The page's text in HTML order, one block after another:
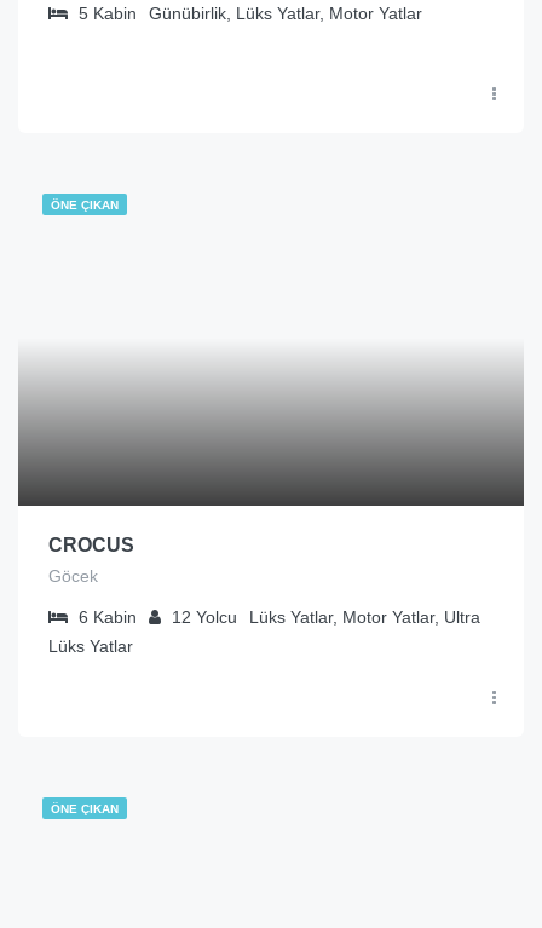
5 Kabin Günübirlik, Lüks Yatlar, Motor Yatlar
ÖNE ÇIKAN
CROCUS
Göcek
6 Kabin 12 Yolcu
Lüks Yatlar, Motor Yatlar, Ultra
Lüks Yatlar
ÖNE ÇIKAN